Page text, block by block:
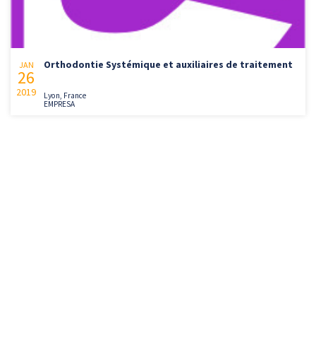
JAN
26
2019
Orthodontie Systémique et auxiliaires de traitement
Lyon, France
EMPRESA